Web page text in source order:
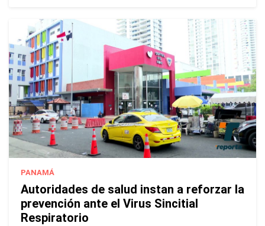
PANAMÁ
Autoridades de salud instan a reforzar la
prevención ante el Virus Sincitial
Respiratorio